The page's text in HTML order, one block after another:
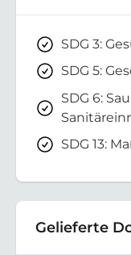
SDG 3:
SDG 5:
SDG 6:
SDG 13:
Gelieferte